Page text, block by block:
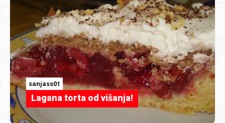
sanjass01
Lagana torta od višanja!